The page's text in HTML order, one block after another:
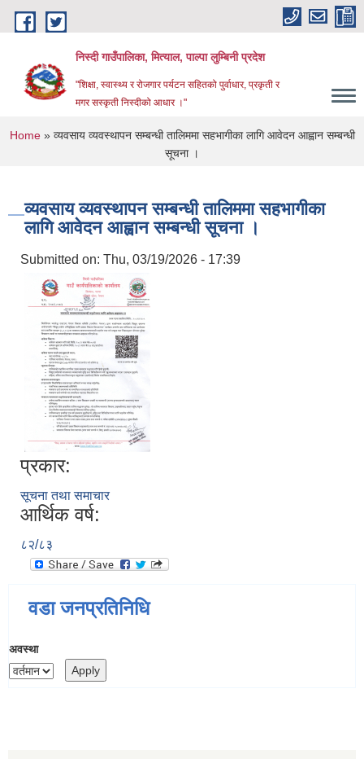
Skip to main content
निस्दी गाउँपालिका, मित्याल, पाल्पा लुम्बिनी प्रदेश
"शिक्षा, स्वास्थ्य र रोजगार पर्यटन सहितको पुर्वाधार, प्रकृती र
मगर सस्कृती निस्दीको आधार ।"
You are here
Home» व्यवसाय व्यवस्थापन सम्बन्धी तालिममा सहभागीका लागि आवेदन आह्वान सम्बन्धी
सूचना ।
व्यवसाय व्यवस्थापन सम्बन्धी तालिममा सहभागीका
लागि आवेदन आह्वान सम्बन्धी सूचना ।
Submitted on: Thu, 03/19/2026 - 17:39
प्रकार:
सूचना तथा समाचार
आर्थिक वर्ष:
८२/८३
वडा जनप्रतिनिधि
अवस्था